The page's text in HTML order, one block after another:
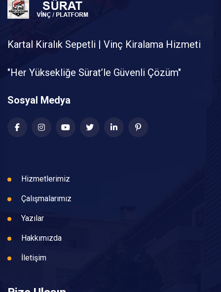
Kartal Kiralık Sepetli | Vinç Kiralama Hizmeti
"Her Yüksekliğe Sürat’le Güvenli Çözüm"
Sosyal Medya
Hizmetlerimiz
Çalışmalarımız
Yazılar
Hakkımızda
İletişim